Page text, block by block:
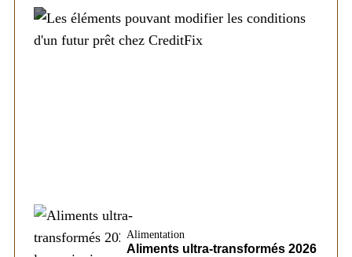
Alimentation
Aliments ultra-transformés 2026